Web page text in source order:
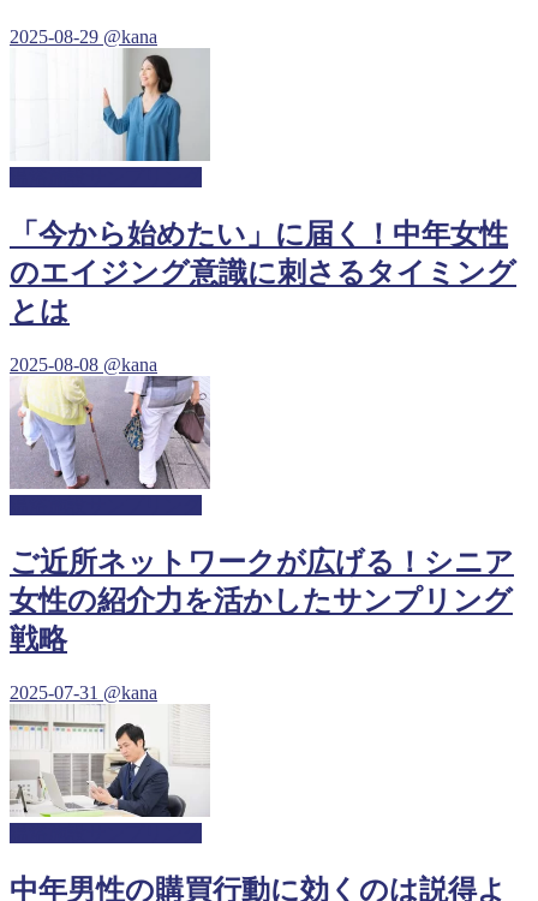
2025-08-29 @kana
「今から始めたい」に届く！中年女性
のエイジング意識に刺さるタイミング
とは
2025-08-08 @kana
ご近所ネットワークが広げる！シニア
女性の紹介力を活かしたサンプリング
戦略
2025-07-31 @kana
中年男性の購買行動に効くのは説得よ